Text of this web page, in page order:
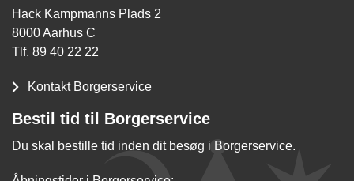
Hack Kampmanns Plads 2
8000 Aarhus C
Tlf. 89 40 22 22
Kontakt Borgerservice
Bestil tid til Borgerservice
Du skal bestille tid inden dit besøg i Borgerservice.